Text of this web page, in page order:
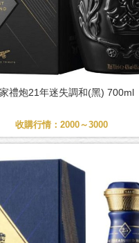
禮炮21年迷失調和(黑) 700ml
收購行情：2000～3000